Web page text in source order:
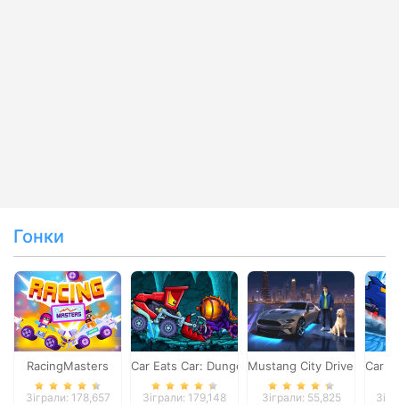
Гонки
RacingMasters
Зіграли: 178,657
Car Eats Car: Dungeon Adventure
Зіграли: 179,148
Mustang City Driver
Зіграли: 55,825
Car